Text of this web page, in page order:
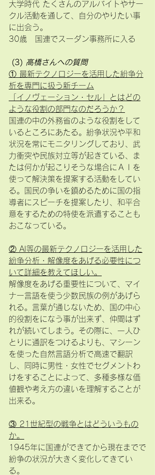
大学時代 たくさんのアルバイトやサー
クル活動を通して、自分のやりたい事
に出会う。
30歳　国連でスーダン事務所に入る
(3) 高橋さんへの質問
① 最新テクノロジーを活用した紛争分
析を専門に扱う新チーム
「イノヴェーション・セル」とはどの
ような役割の部門なのだろうか？
国連の中の外務省のような役割をして
いるところにあたる。紛争状況や平和
状況を常にモニタリングしており、武
力衝突や民族対立等が起きている、ま
たは何かが起こりそうな場合にＡＩを
使って解決策を提案する活動をしてい
る。国民の争いを鎮めるために国の指
導者にスピーチを提案したり、和平合
意をするための特使を派遣することも
おこなっている。
② AI等の最新テクノロジーを活用した
紛争分析・解像度をあげる必要性につ
いて詳細を教えてほしい。
解像度をあげる重要性について、マイ
ナー言語を使う少数民族の例があげら
れる。言葉が通じないため、国の中心
的役割をになう事が出来ず、仲間はず
れが続いてしまう。その際に、一人ひ
とりに通訳をつけるよりも、マシーン
を使った自然言語分析で高速で翻訳
し、同時に男性・女性でセグメントわ
けをすることによって、多種多様な価
値観や考え方の違いを理解することが
出来る。
③ 21世紀型の戦争とはどういうもの
か。
1945年に国連ができてから現在までで
紛争の状況が大きく変化してきてい
る。